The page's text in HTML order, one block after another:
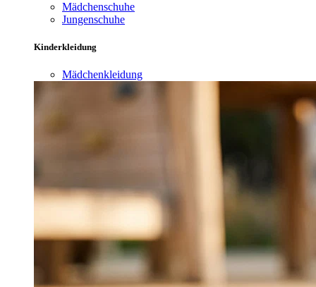
Mädchenschuhe
Jungenschuhe
Kinderkleidung
Mädchenkleidung